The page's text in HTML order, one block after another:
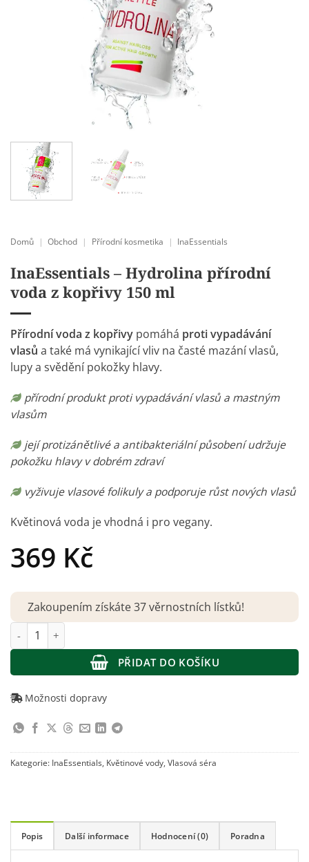
Domů | Obchod | Přírodní kosmetika | InaEssentials
InaEssentials – Hydrolina přírodní
voda z kopřivy 150 ml
Přírodní voda z kopřivy pomáhá proti vypadávání
vlasů a také má vynikající vliv na časté mazání vlasů,
lupy a svědění pokožky hlavy.
přírodní produkt proti vypadávání vlasů a mastným
vlasům
její protizánětlivé a antibakteriální působení udržuje
pokožku hlavy v dobrém zdraví
vyživuje vlasové folikuly a podporuje růst nových vlasů
Květinová voda je vhodná i pro vegany.
369 Kč
Zakoupením získáte 37 věrnostních lístků!
InaEssentials – Hydrolina přírodní voda z kopřivy 150 ml
PŘIDAT DO KOŠÍKU
Možnosti dopravy
Kategorie: InaEssentials, Květinové vody, Vlasová séra
Popis Další informace Hodnocení (0) Poradna